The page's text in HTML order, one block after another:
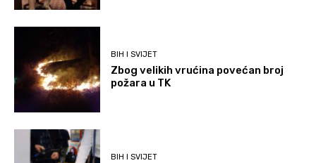
BIH I SVIJET
Zbog velikih vrućina povećan broj
požara u TK
BIH I SVIJET